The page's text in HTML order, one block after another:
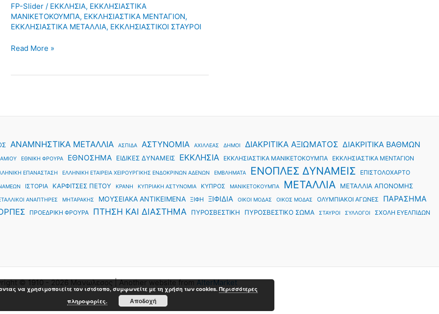
FP-Slider/ ΕΚΚΛΗΣΙΑ, ΕΚΚΛΗΣΙΑΣΤΙΚΑ
ΜΑΝΙΚΕΤΟΚΟΥΜΠΑ, ΕΚΚΛΗΣΙΑΣΤΙΚΑ ΜΕΝΤΑΓΙΟΝ,
ΕΚΚΛΗΣΙΑΣΤΙΚΑ ΜΕΤΑΛΛΙΑ, ΕΚΚΛΗΣΙΑΣΤΙΚΟΙ ΣΤΑΥΡΟΙ
Read More »
ΑΝΑΜΝΗΣΤΙΚΑ ΜΕΤΑΛΛΙΑ ΑΣΠΙΔΑ ΑΣΤΥΝΟΜΙΑ ΑΧΙΛΛΕΑΣ ΔΗΜΟΙ ΔΙΑΚΡΙΤΙΚΑ ΑΞΙΩΜΑΤΟΣ ΔΙΑΚΡΙΤΙΚΑ ΒΑΘΜΩΝ
ΕΘΝΙΚΗ ΦΡΟΥΡΑ ΕΘΝΟΣΗΜΑ ΕΙΔΙΚΕΣ ΔΥΝΑΜΕΙΣ ΕΚΚΛΗΣΙΑ ΕΚΚΛΗΣΙΑΣΤΙΚΑ ΜΑΝΙΚΕΤΟΚΟΥΜΠΑ ΕΚΚΛΗΣΙΑΣΤΙΚΑ ΜΕΝΤΑΓΙΟΝ
ΕΠΑΝΑΣΤΑΣΗ ΕΛΛΗΝΙΚΗ ΕΤΑΙΡΕΙΑ ΧΕΙΡΟΥΡΓΙΚΗΣ ΕΝΔΟΚΡΙΝΩΝ ΑΔΕΝΩΝ ΕΜΒΛΗΜΑΤΑ ΕΝΟΠΛΕΣ ΔΥΝΑΜΕΙΣ
ΕΠΙΣΤΟΛΟΧΑΡΤΟ
ΙΣΤΟΡΙΑ ΚΑΡΦΙΤΣΕΣ ΠΕΤΟΥ ΚΡΑΝΗ ΚΥΠΡΙΑΚΗ ΑΣΤΥΝΟΜΙΑ ΚΥΠΡΟΣ ΜΑΝΙΚΕΤΟΚΟΥΜΠΑ ΜΕΤΑΛΛΙΑ ΜΕΤΑΛΛΙΑ ΑΠΟΝΟΜΗΣ
ΑΝΑΠΤΗΡΕΣ ΜΗΤΑΡΑΚΗΣ ΜΟΥΣΕΙΑΚΑ ΑΝΤΙΚΕΙΜΕΝΑ ΞΙΦΗ ΞΙΦΙΔΙΑ ΟΙΚΟΙ ΜΟΔΑΣ ΟΙΚΟΣ ΜΟΔΑΣ ΟΛΥΜΠΙΑΚΟΙ ΑΓΩΝΕΣ ΠΑΡΑΣΗΜΑ
ΠΡΟΕΔΡΙΚΗ ΦΡΟΥΡΑ ΠΤΗΣΗ ΚΑΙ ΔΙΑΣΤΗΜΑ ΠΥΡΟΣΒΕΣΤΙΚΗ ΠΥΡΟΣΒΕΣΤΙΚΟ ΣΩΜΑ ΣΤΑΥΡΟΙ ΣΥΛΛΟΓΟΙ ΣΧΟΛΗ ΕΥΕΛΠΙΔΩΝ
© 1910 - 2026 Μανωλεσος | Another website from AlterMarket
να χρησιμοποιείτε τον ιστότοπο, συμφωνείτε με τη χρήση των cookies. Περισσότερες
πληροφορίες.
Αποδοχή